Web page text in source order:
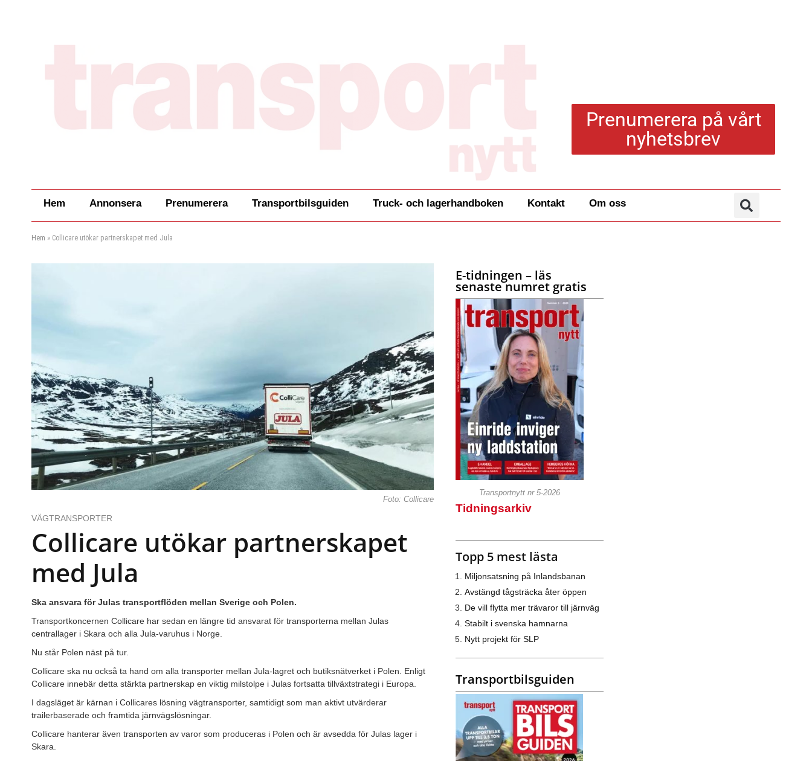
Prenumerera på vårt
nyhetsbrev
Hem Annonsera Prenumerera Transportbilsguiden Truck- och lagerhandboken Kontakt Om oss
Hem » Collicare utökar partnerskapet med Jula
Foto: Collicare
VÄGTRANSPORTER
Collicare utökar partnerskapet
med Jula
Ska ansvara för Julas transportflöden mellan Sverige och Polen.
Transportkoncernen Collicare har sedan en längre tid ansvarat för transporterna mellan Julas
centrallager i Skara och alla Jula-varuhus i Norge.
Nu står Polen näst på tur.
Collicare ska nu också ta hand om alla transporter mellan Jula-lagret och butiksnätverket i Polen. Enligt
Collicare innebär detta stärkta partnerskap en viktig milstolpe i Julas fortsatta tillväxtstrategi i Europa.
I dagsläget är kärnan i Collicares lösning vägtransporter, samtidigt som man aktivt utvärderar
trailerbaserade och framtida järnvägslösningar.
Collicare hanterar även transporten av varor som produceras i Polen och är avsedda för Julas lager i
Skara.
E-tidningen – läs
senaste numret gratis
Transportnytt nr 5-2026
Tidningsarkiv
Topp 5 mest lästa
Miljonsatsning på Inlandsbanan
Avstängd tågsträcka åter öppen
De vill flytta mer trävaror till järnväg
Stabilt i svenska hamnarna
Nytt projekt för SLP
Transportbilsguiden